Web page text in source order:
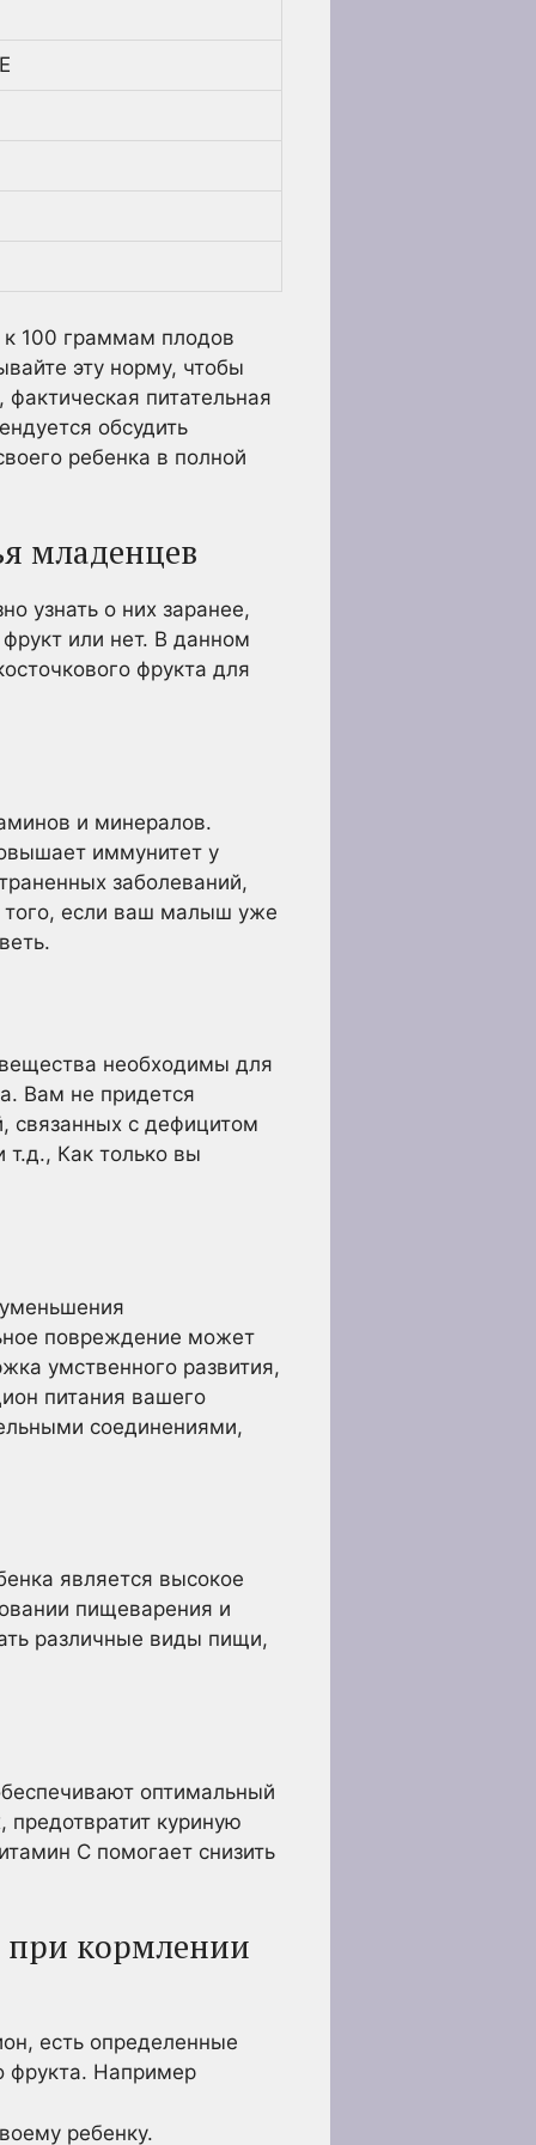
к 100 граммам плодов
эту норму, чтобы
питательная
обсудить
ребенка в полной
младенцев
узнать о них заранее,
или нет. В данном
фрукта для
и минералов.
иммунитет у
заболеваний,
того, если ваш малыш уже
необходимы для
Вам не придется
связанных с дефицитом
т.д., Как только вы
повреждение может
умственного развития,
питания вашего
соединениями,
является высокое
пищеварения и
различные виды пищи,
оптимальный
куриную
С помогает снизить
при кормлении
есть определенные
фрукта. Например
ребенку.